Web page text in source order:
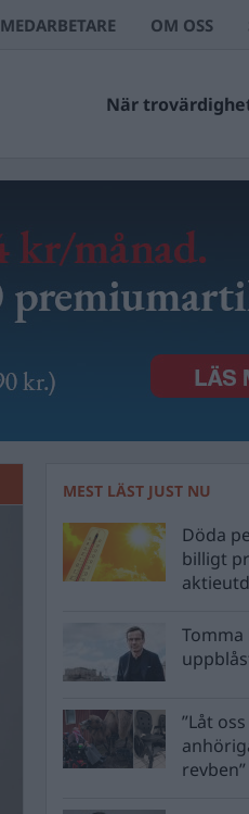
MEDARBETARE OM OSS
Ingen kan väl ha
MEST LÄST JUST NU
Döda
billigt
”Låt
revben”